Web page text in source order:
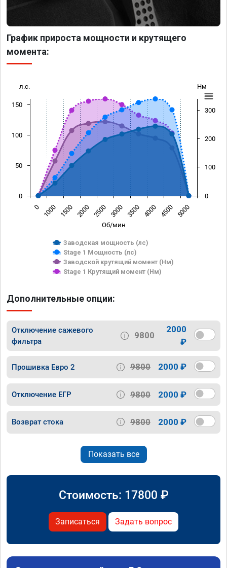
График прироста мощности и крутящего
момента:
Об/мин
л.с. Нм
Заводская мощность (лс)
Stage 1 Мощность (лс)
Заводской крутящий момент (Нм)
Stage 1 Крутящий момент (Нм)
0 1000 1500 2000 2500 3000 3500 4000 4500 5000
0
50
100
150
0
100
200
300
Дополнительные опции:
Отключение сажевого
фильтра
9800
2000
₽
Прошивка Евро 2 9800 2000 ₽
Отключение ЕГР 9800 2000 ₽
Возврат стока 9800 2000 ₽
Показать все
Стоимость: 17800 ₽
Записаться Задать вопрос